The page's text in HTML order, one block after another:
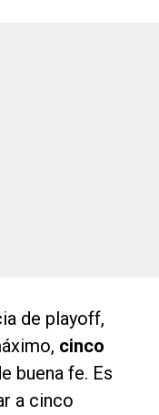
de playoff,
cinco
buena fe. Es
a cinco